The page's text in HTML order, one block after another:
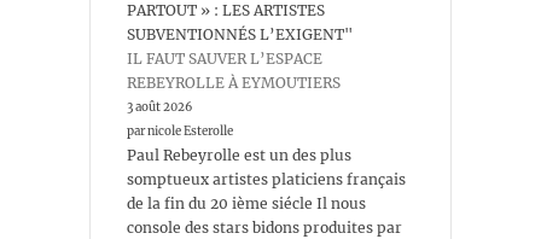
PARTOUT » : LES ARTISTES
SUBVENTIONNÉS L’EXIGENT"
IL FAUT SAUVER L’ESPACE
REBEYROLLE À EYMOUTIERS
3 août 2026
par nicole Esterolle
Paul Rebeyrolle est un des plus
somptueux artistes platiciens français
de la fin du 20 ième siécle Il nous
console des stars bidons produites par